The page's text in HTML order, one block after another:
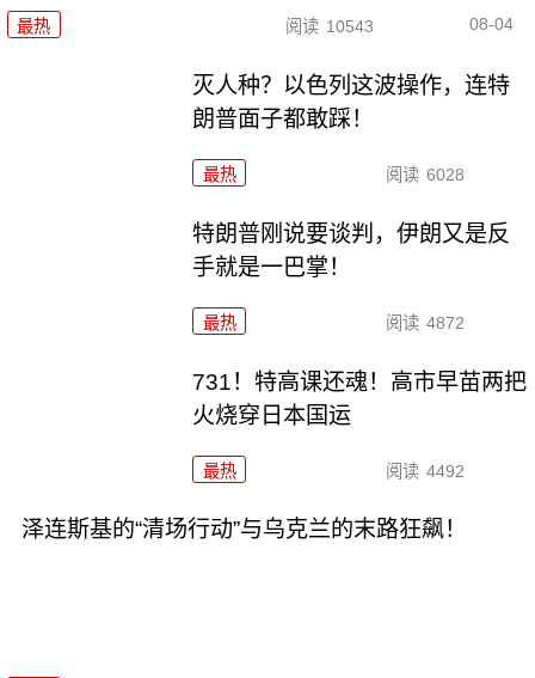
最热 阅读 10543 08-04
灭人种？以色列这波操作，连特
朗普面子都敢踩！
最热 阅读 6028
特朗普刚说要谈判，伊朗又是反
手就是一巴掌！
最热 阅读 4872
731！特高课还魂！高市早苗两把
火烧穿日本国运
最热 阅读 4492
泽连斯基的“清场行动”与乌克兰的末路狂飙！